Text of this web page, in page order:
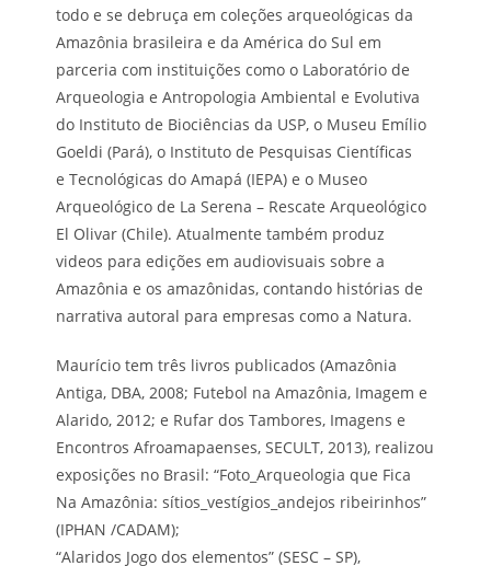
todo e se debruça em coleções arqueológicas da
Amazônia brasileira e da América do Sul em
parceria com instituições como o Laboratório de
Arqueologia e Antropologia Ambiental e Evolutiva
do Instituto de Biociências da USP, o Museu Emílio
Goeldi (Pará), o Instituto de Pesquisas Científicas
e Tecnológicas do Amapá (IEPA) e o Museo
Arqueológico de La Serena – Rescate Arqueológico
El Olivar (Chile). Atualmente também produz
videos para edições em audiovisuais sobre a
Amazônia e os amazônidas, contando histórias de
narrativa autoral para empresas como a Natura.
Maurício tem três livros publicados (Amazônia
Antiga, DBA, 2008; Futebol na Amazônia, Imagem e
Alarido, 2012; e Rufar dos Tambores, Imagens e
Encontros Afroamapaenses, SECULT, 2013), realizou
exposições no Brasil: “Foto_Arqueologia que Fica
Na Amazônia: sítios_vestígios_andejos ribeirinhos”
(IPHAN /CADAM);
“Alaridos Jogo dos elementos” (SESC – SP),